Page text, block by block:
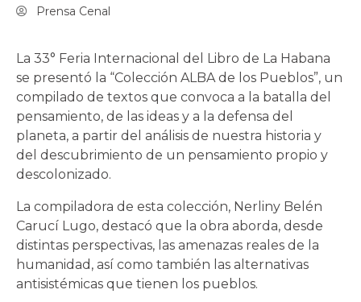
Prensa Cenal
La 33° Feria Internacional del Libro de La Habana
se presentó la “Colección ALBA de los Pueblos”, un
compilado de textos que convoca a la batalla del
pensamiento, de las ideas y a la defensa del
planeta, a partir del análisis de nuestra historia y
del descubrimiento de un pensamiento propio y
descolonizado.
La compiladora de esta colección, Nerliny Belén
Carucí Lugo, destacó que la obra aborda, desde
distintas perspectivas, las amenazas reales de la
humanidad, así como también las alternativas
antisistémicas que tienen los pueblos.